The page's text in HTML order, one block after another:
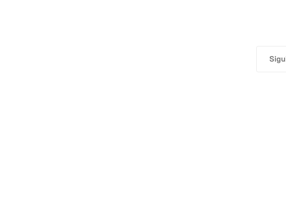
- Libre escogencia del prestador de 1er nivel